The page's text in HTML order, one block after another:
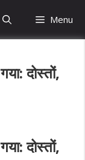
Menu
दोस्तों,
दोस्तों,